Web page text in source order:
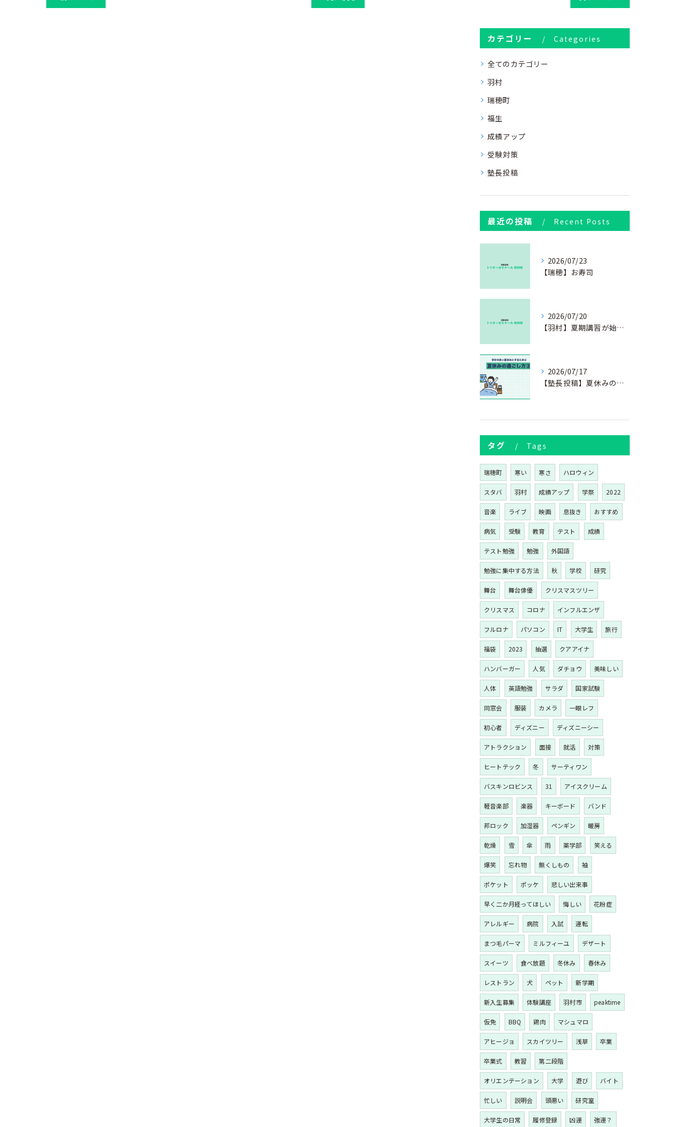
カテゴリー Categories
全てのカテゴリー
羽村
瑞穂町
福生
成績アップ
受験対策
塾長投稿
最近の投稿 Recent Posts
2026/07/23
【瑞穂】お寿司
2026/07/20
【羽村】夏期講習が始まりました
2026/07/17
【塾長投稿】夏休みの過ごし方③
タグ Tags
瑞穂町 寒い 寒さ ハロウィン
スタバ 羽村 成績アップ 学祭 2022
音楽 ライブ 映画 息抜き おすすめ
病気 受験 教育 テスト 成績
テスト勉強 勉強 外国語
勉強に集中する方法 秋 学校 研究
舞台 舞台俳優 クリスマスツリー
クリスマス コロナ インフルエンザ
フルロナ パソコン IT 大学生 旅行
福袋 2023 抽選 クアアイナ
ハンバーガー 人気 ダチョウ 美味しい
人体 英語勉強 サラダ 国家試験
同窓会 服装 カメラ 一眼レフ
初心者 ディズニー ディズニーシー
アトラクション 面接 就活 対策
ヒートテック 冬 サーティワン
バスキンロビンス 31 アイスクリーム
軽音楽部 楽器 キーボード バンド
邦ロック 加湿器 ペンギン 暖房
乾燥 雪 傘 雨 薬学部 笑える
爆笑 忘れ物 無くしもの 袖
ポケット ポッケ 悲しい出来事
早く二か月経ってほしい 悔しい 花粉症
アレルギー 病院 入試 運転
まつ毛パーマ ミルフィーユ デザート
スイーツ 食べ放題 冬休み 春休み
レストラン 犬 ペット 新学期
新入生募集 体験講座 羽村市 peaktime
仮免 BBQ 鶏肉 マシュマロ
アヒージョ スカイツリー 浅草 卒業
卒業式 教習 第二段階
オリエンテーション 大学 遊び バイト
忙しい 説明会 頭悪い 研究室
大学生の日常 履修登録 凶運 強運？